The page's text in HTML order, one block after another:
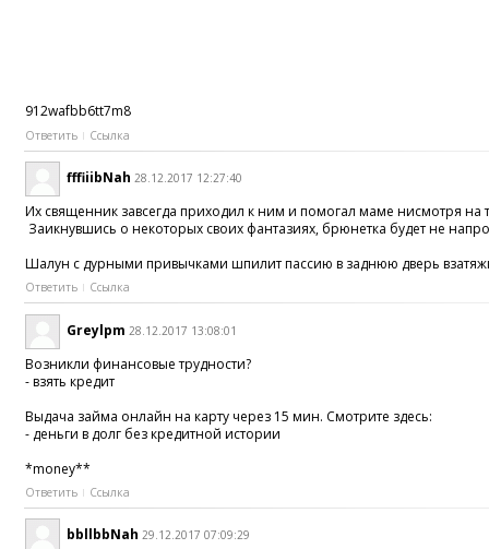
912wafbb6tt7m8
Ответить Ссылка
fffiiibNah 28.12.2017 12:27:40
Их священник завсегда приходил к ним и помогал маме нисмотря
Заикнувшись о некоторых своих фантазиях, брюнетка будет не
Шалун с дурными привычками шпилит пассию в заднюю дверь
Ответить Ссылка
Greylpm 28.12.2017 13:08:01
Возникли финансовые трудности?
- взять кредит
Выдача займа онлайн на карту через 15 мин. Смотрите здесь:
- деньги в долг без кредитной истории
*money**
Ответить Ссылка
bbllbbNah 29.12.2017 07:09:29